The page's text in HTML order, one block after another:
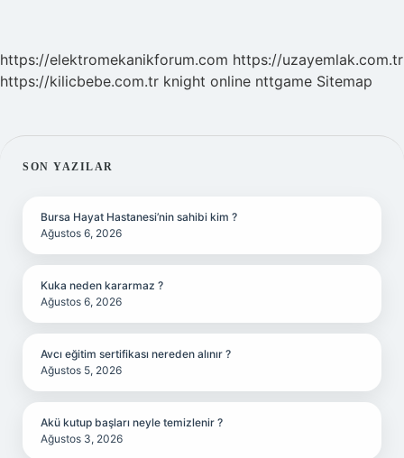
https://elektromekanikforum.com https://uzayemlak.com.tr
https://kilicbebe.com.tr knight online nttgame Sitemap
SIDEBAR
SON YAZILAR
Bursa Hayat Hastanesi’nin sahibi kim ?
Ağustos 6, 2026
Kuka neden kararmaz ?
Ağustos 6, 2026
Avcı eğitim sertifikası nereden alınır ?
Ağustos 5, 2026
Akü kutup başları neyle temizlenir ?
Ağustos 3, 2026